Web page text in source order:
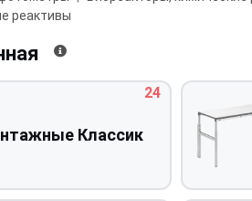
реактивы
Классик
24